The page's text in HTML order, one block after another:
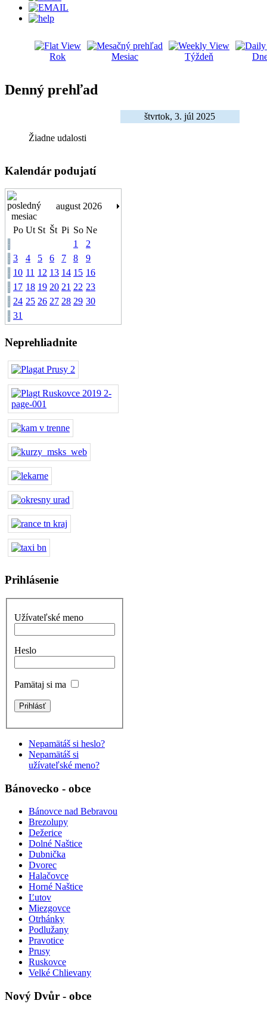
Rok Mesiac Týždeň
Denný prehľad
štvrtok, 3. júl 2025
Žiadne udalosti
Kalendár podujatí
august 2026
Po Ut St Št Pi So Ne
1
2
3
4 5 6 7 8
9
10 11 12 13 14 15 16
17 18 19 20 21 22 23
24 25 26 27 28 29 30
31
Neprehliadnite
Prihlásenie
Užívateľské meno
Heslo
Pamätaj si ma
Nepamätáš si heslo?
Nepamätáš si
užívateľské meno?
Bánovecko - obce
Bánovce nad Bebravou
Brezolupy
Dežerice
Dolné Naštice
Dubnička
Dvorec
Halačovce
Horné Naštice
Ľutov
Miezgovce
Otrhánky
Podlužany
Pravotice
Prusy
Ruskovce
Velké Chlievany
Nový Dvůr - obce